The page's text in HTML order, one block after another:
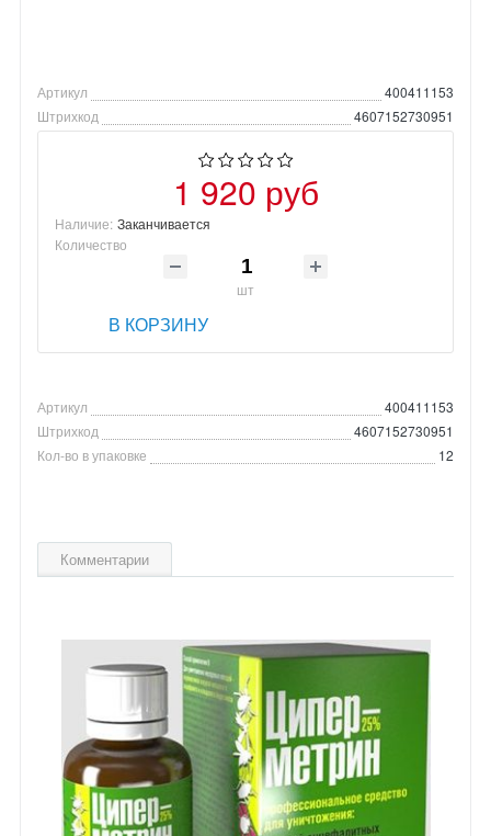
Артикул
400411153
Штрихкод
4607152730951
1 920 руб
Наличие: Заканчивается
Количество
шт
В КОРЗИНУ
Артикул
400411153
Штрихкод
4607152730951
Кол-во в упаковке
12
Комментарии